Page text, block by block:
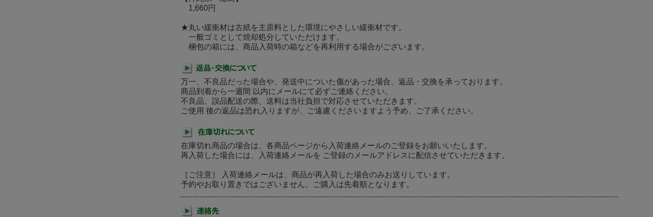
1,660円
★丸い緩衝材は古紙を主原料とした環境にやさしい緩衝材です。
一般ゴミとして焼却処分していただけます。
梱包の箱には、商品入荷時の箱などを再利用する場合がございます。
万一、不良品だった場合や、発送中についた傷があった場合、返品・交換を承っております。
商品到着から一週間 以内にメールにて必ずご連絡ください。
不良品、誤品配送の際、送料は当社負担で対応させていただきます。
ご使用 後の返品は恐れ入りますが、ご遠慮くださいますよう予め、ご了承ください。
在庫切れ商品の場合は、各商品ページから入荷連絡メールのご登録をお願いいたします。
再入荷した場合には、入荷連絡メールを ご登録のメールアドレスに配信させていただきます。
［ご注意］ 入荷連絡メールは、商品が再入荷した場合のみお送りしています。
予約やお取り置きではございません。ご購入は先着順となります。